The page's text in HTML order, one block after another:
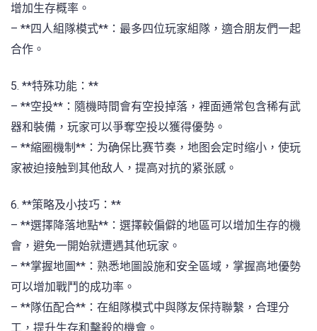
增加生存概率。
– **四人組隊模式**：最多四位玩家組隊，適合朋友們一起
合作。
5. **特殊功能：**
– **空投**：隨機時間會有空投掉落，裡面通常包含稀有武
器和裝備，玩家可以爭奪空投以獲得優勢。
– **縮圈機制**：为确保比赛节奏，地图会定时缩小，使玩
家被迫接触到其他敌人，提高对抗的紧张感。
6. **策略及小技巧：**
– **選擇降落地點**：選擇較偏僻的地區可以增加生存的機
會，避免一開始就遭遇其他玩家。
– **掌握地圖**：熟悉地圖設施和安全區域，掌握高地優勢
可以增加戰鬥的成功率。
– **隊伍配合**：在組隊模式中與隊友保持聯繫，合理分
工，提升生存和擊殺的機會。